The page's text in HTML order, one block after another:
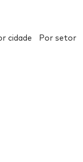
cidade Por setor